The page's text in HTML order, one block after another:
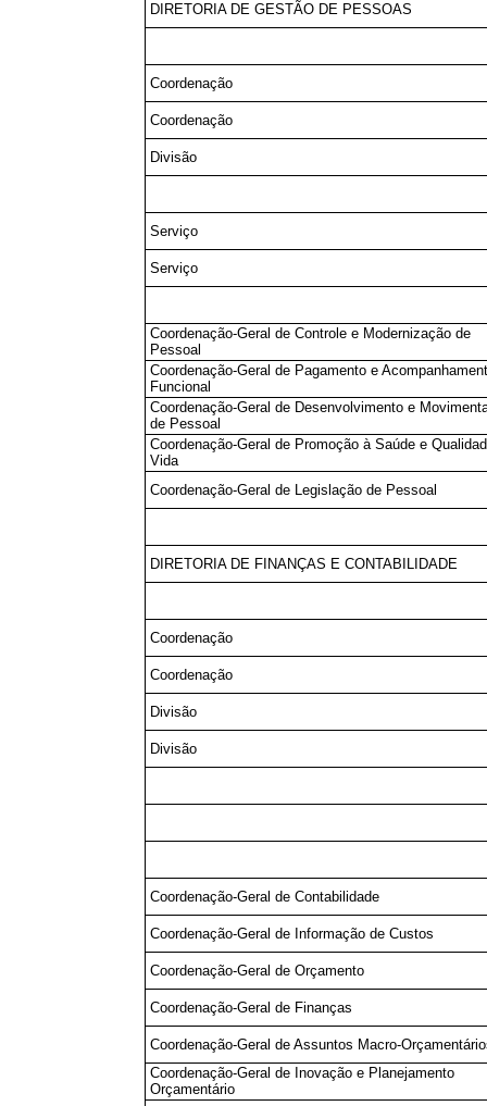
DIRETORIA DE GESTÃO DE PESSOAS
Coordenação
Coordenação
Divisão
Serviço
Serviço
Coordenação-Geral de Controle e Modernização de
Pessoal
Coordenação-Geral de Pagamento e
Funcional
Coordenação-Geral de Desenvolvimento e
de Pessoal
Coordenação-Geral de Promoção à Saúde e
Vida
Coordenação-Geral de Legislação de Pessoal
DIRETORIA DE FINANÇAS E CONTABILIDADE
Coordenação
Coordenação
Divisão
Divisão
Coordenação-Geral de Contabilidade
Coordenação-Geral de Informação de Custos
Coordenação-Geral de Orçamento
Coordenação-Geral de Finanças
Coordenação-Geral de Assuntos Macro-
Coordenação-Geral de Inovação e Planejamento
Orçamentário